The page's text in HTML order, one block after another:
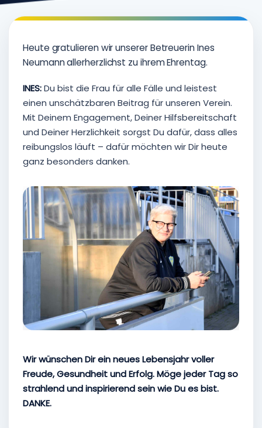
Heute gratulieren wir unserer Betreuerin Ines
Neumann allerherzlichst zu ihrem Ehrentag.
INES:Du bist die Frau für alle Fälle und leistest
einen unschätzbaren Beitrag für unseren Verein.
Mit Deinem Engagement, Deiner Hilfsbereitschaft
und Deiner Herzlichkeit sorgst Du dafür, dass alles
reibungslos läuft – dafür möchten wir Dir heute
ganz besonders danken.
Wir wünschen Dir ein neues Lebensjahr voller
Freude, Gesundheit und Erfolg. Möge jeder Tag so
strahlend und inspirierend sein wie Du es bist.
DANKE.